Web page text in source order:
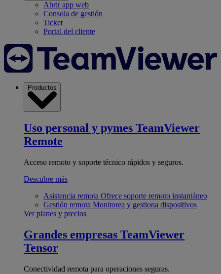
Abrir app web
Consola de gestión
Ticket
Portal del cliente
Productos
Uso personal y pymes TeamViewer
Remote
Acceso remoto y soporte técnico rápidos y seguros.
Descubre más
Asistencia remota Ofrece soporte remoto instantáneo
Gestión remota Monitorea y gestiona dispositivos
Ver planes y precios
Grandes empresas TeamViewer
Tensor
Conectividad remota para operaciones seguras.